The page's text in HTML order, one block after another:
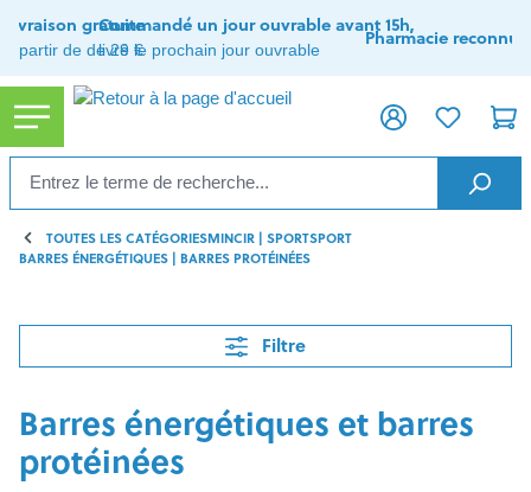
principal
Livraison gratuite
à partir de de 29 €
Commandé un jour ouvrable avant 15h,
livré le prochain jour ouvrable
Pharmacie reconnue
TOUTES LES CATÉGORIESMINCIR | SPORTSPORT
BARRES ÉNERGÉTIQUES | BARRES PROTÉINÉES
Filtre
Barres énergétiques et barres
protéinées